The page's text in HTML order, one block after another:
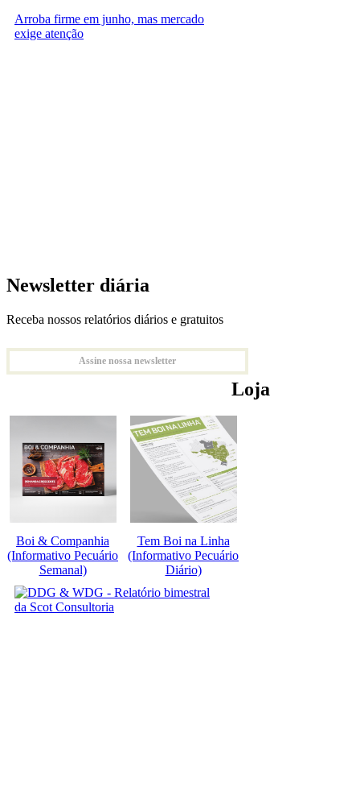
Arroba firme em junho, mas mercado
exige atenção
Newsletter diária
Receba nossos relatórios diários e gratuitos
Assine nossa newsletter
Loja
Boi & Companhia
(Informativo Pecuário
Semanal)
Tem Boi na Linha
(Informativo Pecuário
Diário)